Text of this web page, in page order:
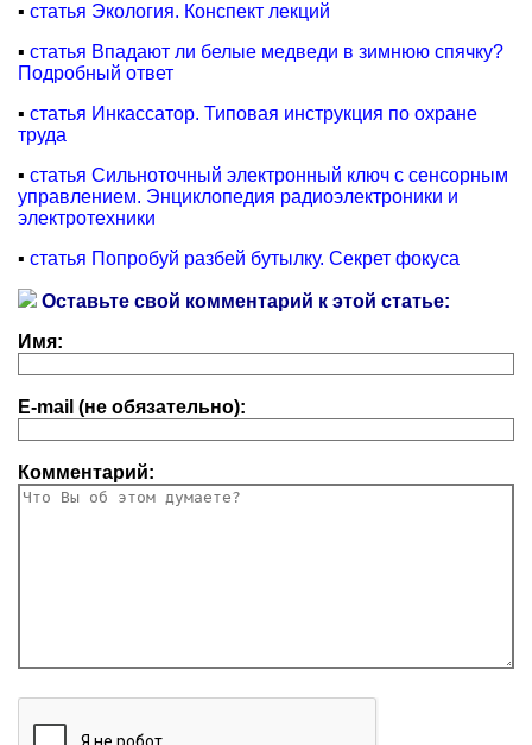
▪ статья Экология. Конспект лекций
▪ статья Впадают ли белые медведи в зимнюю спячку?
Подробный ответ
▪ статья Инкассатор. Типовая инструкция по охране
труда
▪ статья Сильноточный электронный ключ с сенсорным
управлением. Энциклопедия радиоэлектроники и
электротехники
▪ статья Попробуй разбей бутылку. Секрет фокуса
Оставьте свой комментарий к этой статье:
Имя:
E-mail (не обязательно):
Комментарий: